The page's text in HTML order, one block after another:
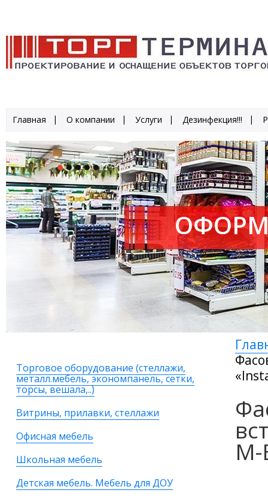
Главная О компании Услуги Дезинфекция!!!
Торговое оборудование (стеллажи,
металл.мебель, экономпанель, сетки,
торсы, вешала,..)
Витрины, прилавки, стеллажи
Офисная мебель
Школьная мебель
Детская мебель. Мебель для ДОУ